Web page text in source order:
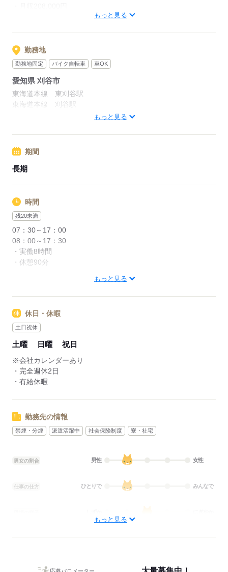
◇ご応募お待ちしております◇
応募する
内訳：時給1,300円×8時間×20日
※上記の金額を
保証するものではありません
◎週払いOK
◎昇給あり
※駐車場あり
応募する
もっと見る
勤務地
勤務地固定 バイク自転車 車OK
愛知県 刈谷市
東海道本線 東刈谷駅
東海道本線 刈谷駅
もっと見る
期間
長期
時間
残20未満
07：30～17：00
08：00～17：30
・実働8時間
・休憩90分
休憩室や食堂があるので、
もっと見る
休日・休暇
土日祝休
土曜 日曜 祝日
※会社カレンダーあり
・完全週休2日
・有給休暇
勤務先の情報
禁煙・分煙 派遣活躍中 社会保険制度 寮・社宅
男女の割合 男性 女性
仕事の仕方 ひとりで みんなで
もっと見る